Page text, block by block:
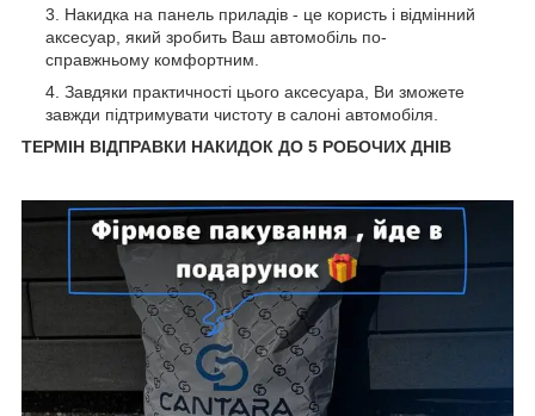
Накидка на панель приладів - це користь і відмінний
аксесуар, який зробить Ваш автомобіль по-
справжньому комфортним.
Завдяки практичності цього аксесуара, Ви зможете
завжди підтримувати чистоту в салоні автомобіля.
ТЕРМІН ВІДПРАВКИ НАКИДОК ДО 5 РОБОЧИХ ДНІВ